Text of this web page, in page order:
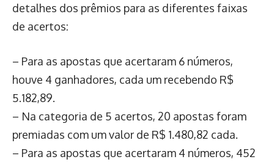
detalhes dos prêmios para as diferentes faixas
de acertos:
– Para as apostas que acertaram 6 números,
houve 4 ganhadores, cada um recebendo R$
5.182,89.
– Na categoria de 5 acertos, 20 apostas foram
premiadas com um valor de R$ 1.480,82 cada.
– Para as apostas que acertaram 4 números, 452